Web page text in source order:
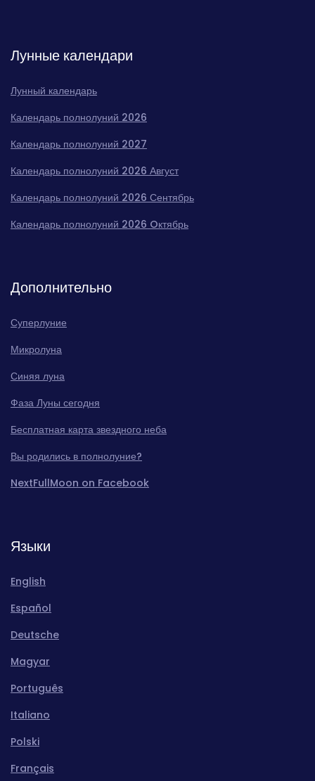
Лунные календари
Лунный календарь
Календарь полнолуний 2026
Календарь полнолуний 2027
Календарь полнолуний 2026 Август
Календарь полнолуний 2026 Сентябрь
Календарь полнолуний 2026 Oктябрь
Дополнительно
Суперлуние
Микролуна
Синяя луна
Фаза Луны сегодня
Бесплатная карта звездного неба
Вы родились в полнолуние?
NextFullMoon on Facebook
Языки
English
Español
Deutsche
Magyar
Português
Italiano
Polski
Français